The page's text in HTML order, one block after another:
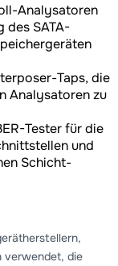
Analysatoren
des SATA-
Taps, die
Analysatoren zu
Tester für die
und
Schicht-
verwendet, die